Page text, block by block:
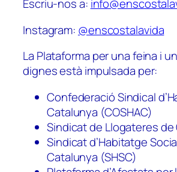
Escriu-nos a:
Instagram: @enscostalavida
La Plataforma per una feina i
dignes està impulsada per:
Confederació Sindical
Catalunya (COSHAC)
Sindicat de Llogateres
Sindicat d’Habitatge
Catalunya (SHSC)